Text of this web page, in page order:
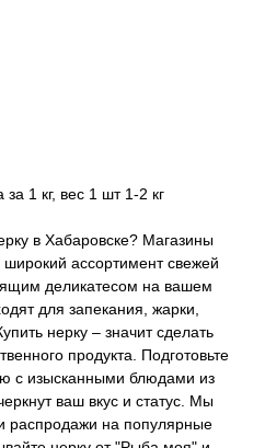
1 кг, вес 1 шт 1-2 кг
в Хабаровске? Магазины
ассортимент свежей
деликатесом на вашем
для запекания, жарки,
нерку – значит сделать
продукта. Подготовьте
с изысканными блюдами из
ваш вкус и статус. Мы
распродажи на популярные